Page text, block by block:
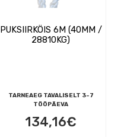
PUKSIIRKÖIS 6M (40MM /
28810KG)
TARNEAEG TAVALISELT 3-7
TÖÖPÄEVA
134,16€